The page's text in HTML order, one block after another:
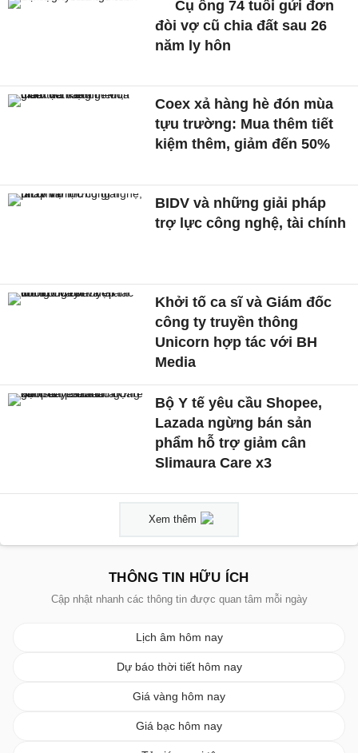
Cụ ông 74 tuổi gửi đơn
đòi vợ cũ chia đất sau 26
năm ly hôn
Coex xả hàng hè đón mùa
tựu trường: Mua thêm tiết
kiệm thêm, giảm đến 50%
BIDV và những giải pháp
trợ lực công nghệ, tài chính
Khởi tố ca sĩ và Giám đốc
công ty truyền thông
Unicorn hợp tác với BH
Media
Bộ Y tế yêu cầu Shopee,
Lazada ngừng bán sản
phẩm hỗ trợ giảm cân
Slimaura Care x3
Xem thêm
THÔNG TIN HỮU ÍCH
Cập nhật nhanh các thông tin được quan tâm mỗi ngày
Lịch âm hôm nay
Dự báo thời tiết hôm nay
Giá vàng hôm nay
Giá bạc hôm nay